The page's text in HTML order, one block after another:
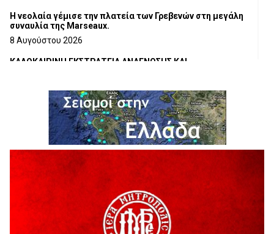
Η νεολαία γέμισε την πλατεία των Γρεβενών στη μεγάλη
συναυλία της Marseaux.
8 Αυγούστου 2026
ΚΑΛΟΚΑΙΡΙΝΗ ΕΚΣΤΡΑΤΕΙΑ ΑΝΑΓΝΩΣΗΣ ΚΑΙ
Τα δρομολόγια των Κινητών Αστυνομικών Μονάδων (από
10-08-2026 έως 16-08-2026
7 Αυγούστου 2026
Δωρεά ειδών ιματισμού από τον Σύλλογο Αλληλεγγύης και
Εθελοντισμού Γρεβενών «Ελπίδα», στο Γραφείο
Αντιμετώπισης Ενδοοικογενειακής Βίας του Αστυνομικού
Τμήματος Γρεβενών
Αυτό το καλοκαίρι, ο θρυλικός Αρσέν Λουπέν γυρίζει την
Ελλάδα με μια θεατρική παράσταση για όλη την
οικογένεια, όπου το τέλος το αποφασίζεις εσύ!